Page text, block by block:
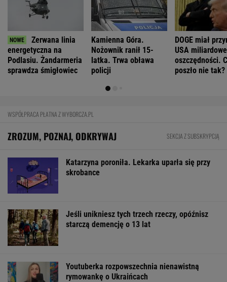
Zerwana linia
energetyczna na
Podlasiu. Żandarmeria
sprawdza śmigłowiec
Kamienna Góra.
Nożownik ranił 15-
latka. Trwa obława
policji
DOGE miał
USA miliardowe
oszczędności.
poszło nie tak?
WSPÓŁPRACA PŁATNA Z WYBORCZA.PL
ZROZUM, POZNAJ, ODKRYWAJ SEKCJA Z SUBSKRYPCJĄ
Katarzyna poroniła. Lekarka uparła się przy
skrobance
Jeśli unikniesz tych trzech rzeczy, opóźnisz
starczą demencję o 13 lat
Youtuberka rozpowszechnia nienawistną
rymowankę o Ukraińcach